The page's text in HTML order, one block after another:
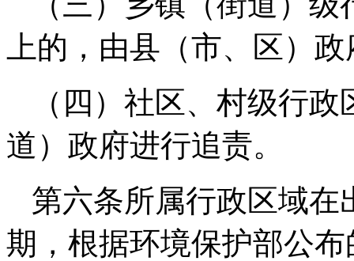
上的，由县（市、区）
（四）社区、村级行
道）政府进行追责。
第六条所属行政区域在
期，根据环境保护部公